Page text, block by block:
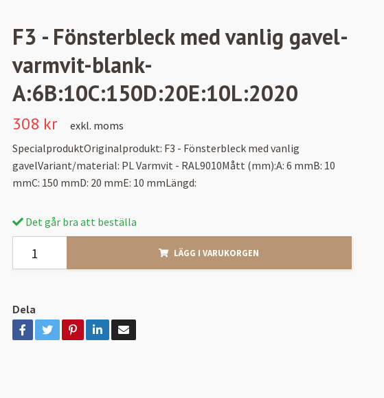
F3 - Fönsterbleck med vanlig gavel-
varmvit-blank-
A:6B:10C:150D:20E:10L:2020
308 kr
exkl. moms
SpecialproduktOriginalprodukt: F3 - Fönsterbleck med vanlig
gavelVariant/material: PL Varmvit - RAL9010Mått (mm):A: 6 mmB: 10
mmC: 150 mmD: 20 mmE: 10 mmLängd:
Det går bra att beställa
LÄGG I VARUKORGEN
Dela